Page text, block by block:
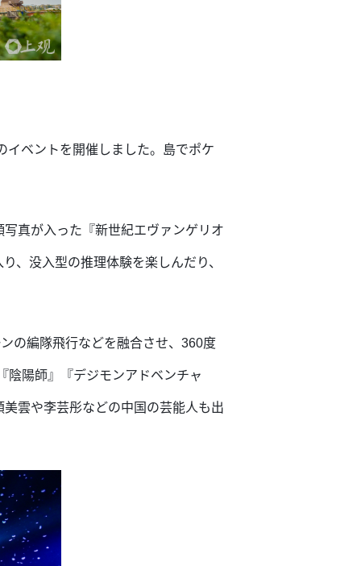
ベントを開催しました。島でポケ
真が入った『新世紀エヴァンゲリオ
、没入型の推理体験を楽しんだり、
の編隊飛行などを融合させ、360度
陰陽師』『デジモンアドベンチャ
雲や李芸彤などの中国の芸能人も出